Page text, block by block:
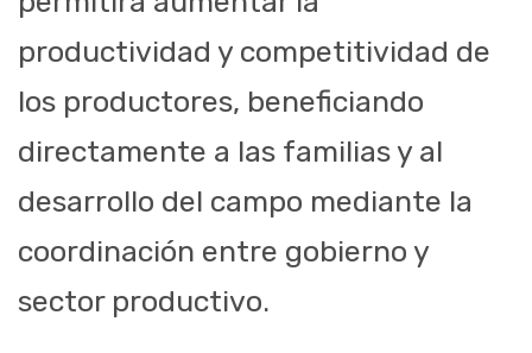
productividad y competitividad de
los productores, beneficiando
directamente a las familias y al
desarrollo del campo mediante la
coordinación entre gobierno y
sector productivo.